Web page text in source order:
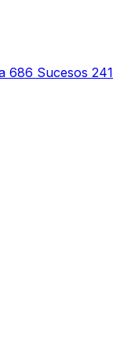
686 Sucesos 241